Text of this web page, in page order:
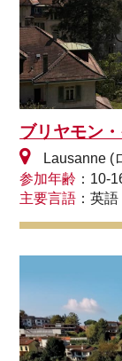
ブリヤモン
Lausanne (
参加年齢 ：
主要言語 ：英語